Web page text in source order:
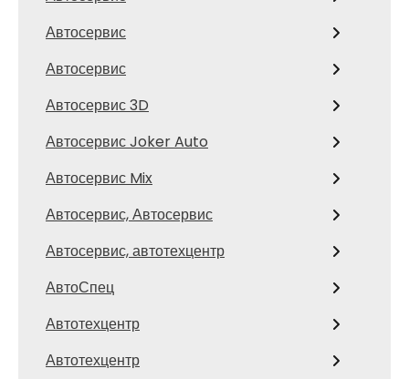
Автосервис
Автосервис
Автосервис 3D
Автосервис Joker Auto
Автосервис Mix
Автосервис, Автосервис
Автосервис, автотехцентр
АвтоСпец
Автотехцентр
Автотехцентр